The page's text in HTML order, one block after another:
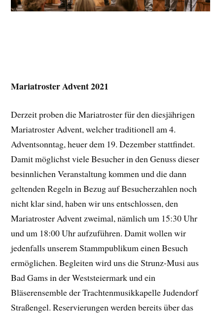
Mariatroster Advent 2021
Derzeit proben die Mariatroster für den diesjährigen
Mariatroster Advent, welcher traditionell am 4.
Adventsonntag, heuer dem 19. Dezember stattfindet.
Damit möglichst viele Besucher in den Genuss dieser
besinnlichen Veranstaltung kommen und die dann
geltenden Regeln in Bezug auf Besucherzahlen noch
nicht klar sind, haben wir uns entschlossen, den
Mariatroster Advent zweimal, nämlich um 15:30 Uhr
und um 18:00 Uhr aufzuführen. Damit wollen wir
jedenfalls unserem Stammpublikum einen Besuch
ermöglichen. Begleiten wird uns die Strunz-Musi aus
Bad Gams in der Weststeiermark und ein
Bläserensemble der Trachtenmusikkapelle Judendorf
Straßengel. Reservierungen werden bereits über das